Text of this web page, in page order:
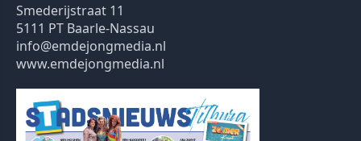
Smederijstraat 11
5111 PT Baarle-Nassau
info@emdejongmedia.nl
www.emdejongmedia.nl